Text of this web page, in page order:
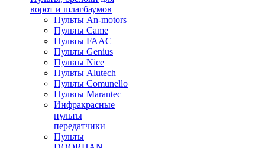
ворот и шлагбаумов
Пульты An-motors
Пульты Came
Пульты FAAC
Пульты Genius
Пульты Nice
Пульты Alutech
Пульты Сomunello
Пульты Marantec
Инфракрасные
пульты
передатчики
Пульты